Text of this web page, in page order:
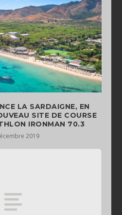
LA SARDAIGNE, EN
SITE DE COURSE
IRONMAN 70.3
2019